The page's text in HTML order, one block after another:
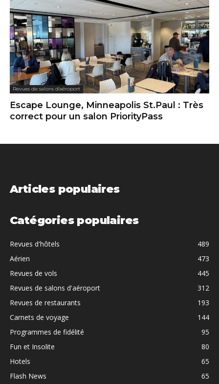
Revues de salons d'aéroport
Escape Lounge, Minneapolis St.Paul : Très
correct pour un salon PriorityPass
Articles populaires
Catégories populaires
Revues d'hôtels
489
Aérien
473
Revues de vols
445
Revues de salons d'aéroport
312
Revues de restaurants
193
Carnets de voyage
144
Programmes de fidélité
95
Fun et Insolite
80
Hotels
65
Flash News
65